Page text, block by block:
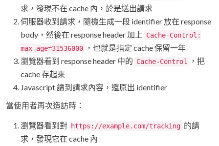
求，發現不在 cache 內，於是送出請求
伺服器收到請求，隨機生成一段 identifier 放在 response
body，然後在 response header 加上
Cache-Control:
max-age=31536000
，也就是指定 cache 保留一年
瀏覽器看到 response header 中的 Cache-Control
，把
cache 存起來
Javascript 讀到請求內容，還原出 identifier
當使用者再次造訪時：
瀏覽器看到對 https://example.com/tracking 的請
求，發現它在 cache 內